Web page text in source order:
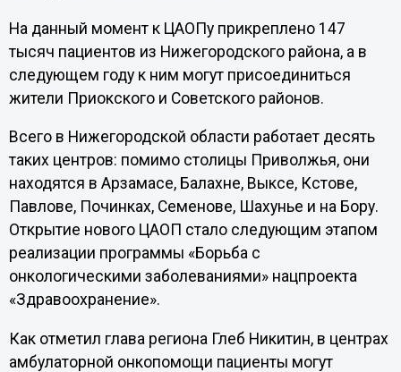
На данный момент к ЦАОПу прикреплено 147
тысяч пациентов из Нижегородского района, а в
следующем году к ним могут присоединиться
жители Приокского и Советского районов.
Всего в Нижегородской области работает десять
таких центров: помимо столицы Приволжья, они
находятся в Арзамасе, Балахне, Выксе, Кстове,
Павлове, Починках, Семенове, Шахунье и на Бору.
Открытие нового ЦАОП стало следующим этапом
реализации программы «Борьба с
онкологическими заболеваниями» нацпроекта
«Здравоохранение».
Как отметил глава региона Глеб Никитин, в центрах
амбулаторной онкопомощи пациенты могут